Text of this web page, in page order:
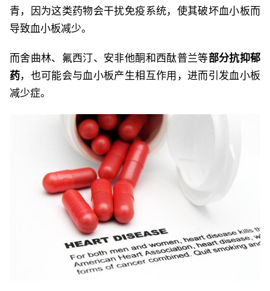
青，因为这类药物会干扰免疫系统，使其破坏血小板而
导致血小板减少。
而舍曲林、氟西汀、安非他酮和西酞普兰等部分抗抑郁
药，也可能会与血小板产生相互作用，进而引发血小板
减少症。